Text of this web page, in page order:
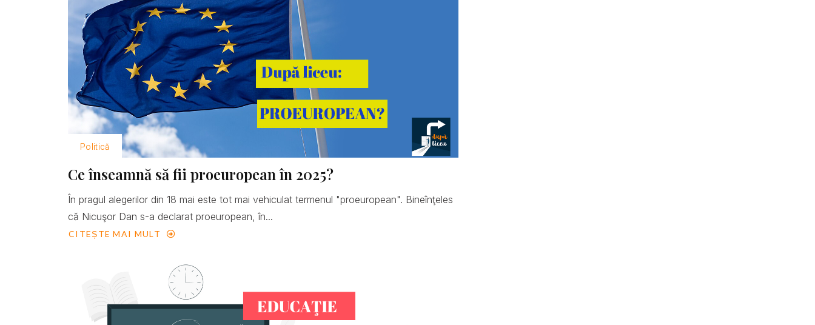
Politică
Ce înseamnă să fii proeuropean în 2025?
În pragul alegerilor din 18 mai este tot mai vehiculat termenul "proeuropean". Bineînţeles
că Nicuşor Dan s-a declarat proeuropean, în...
CITEȘTE MAI MULT